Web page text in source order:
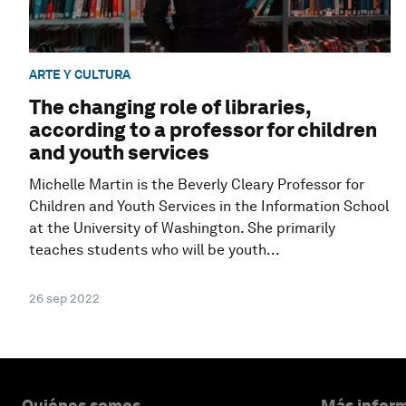
ARTE Y CULTURA
The changing role of libraries,
according to a professor for children
and youth services
Michelle Martin is the Beverly Cleary Professor for
Children and Youth Services in the Information School
at the University of Washington. She primarily
teaches students who will be youth...
26 sep 2022